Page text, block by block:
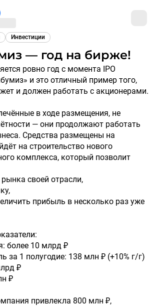
Инвестиции
— год на бирже!
и это отличный пример того,
и должен работать с акционерами.
в ходе размещения, не
— они продолжают работать
Средства размещены на
на строительство нового
комплекса, который позволит
своей отрасли,
прибыль в несколько раз уже
более 10 млрд ₽
за 1 полугодие: 138 млн ₽ (+10% г/г)
₽
₽
привлекла 800 млн ₽,